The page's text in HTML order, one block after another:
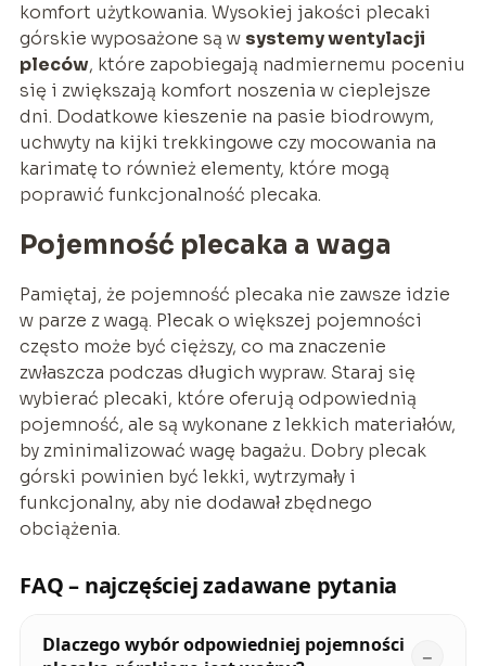
komfort użytkowania. Wysokiej jakości plecaki
górskie wyposażone są w systemy wentylacji
pleców, które zapobiegają nadmiernemu poceniu
się i zwiększają komfort noszenia w cieplejsze
dni. Dodatkowe kieszenie na pasie biodrowym,
uchwyty na kijki trekkingowe czy mocowania na
karimatę to również elementy, które mogą
poprawić funkcjonalność plecaka.
Pojemność plecaka a waga
Pamiętaj, że pojemność plecaka nie zawsze idzie
w parze z wagą. Plecak o większej pojemności
często może być cięższy, co ma znaczenie
zwłaszcza podczas długich wypraw. Staraj się
wybierać plecaki, które oferują odpowiednią
pojemność, ale są wykonane z lekkich materiałów,
by zminimalizować wagę bagażu. Dobry plecak
górski powinien być lekki, wytrzymały i
funkcjonalny, aby nie dodawał zbędnego
obciążenia.
FAQ – najczęściej zadawane pytania
Dlaczego wybór odpowiedniej pojemności